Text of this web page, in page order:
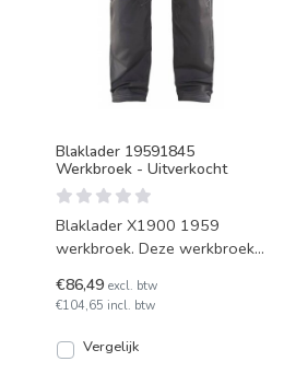
Blaklader 19591845
Werkbroek - Uitverkocht
Blaklader X1900 1959
werkbroek. Deze werkbroek
en is een mooi ogende,
€86,49 excl. btw
€104,65 incl. btw
Vergelijk